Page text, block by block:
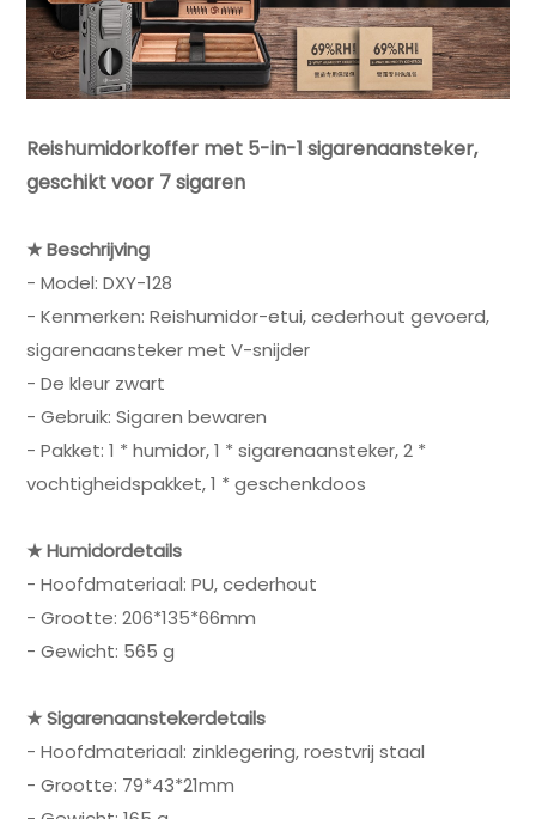
Reishumidorkoffer met 5-in-1 sigarenaansteker,
geschikt voor 7 sigaren
★ Beschrijving
- Model: DXY-128
- Kenmerken: Reishumidor-etui, cederhout gevoerd,
sigarenaansteker met V-snijder
- De kleur zwart
- Gebruik: Sigaren bewaren
- Pakket: 1 * humidor, 1 * sigarenaansteker, 2 *
vochtigheidspakket, 1 * geschenkdoos
★ Humidordetails
- Hoofdmateriaal: PU, cederhout
- Grootte: 206*135*66mm
- Gewicht: 565 g
★ Sigarenaanstekerdetails
- Hoofdmateriaal: zinklegering, roestvrij staal
- Grootte: 79*43*21mm